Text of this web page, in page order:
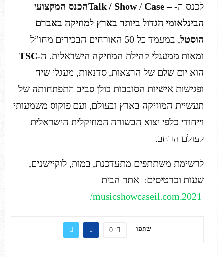
לכנס ה- –
Talk / Show/ Case
הכנס המקצועי
הבינלאומי הגדול ביותר בארץ למוזיקה באברם
הוסטל
, במעמד כל 50 האורחים הבכירים מחו”ל
ומאות ממעגלי קהילת המוזיקה הישראלית. ה-TSC
הוא יום שלם של הרצאות, סדנאות, מעגלי שיח
ופגישות אישיות הסובבות כולן סביב התפתחותה של
תעשיית המוזיקה בארץ ובעולם, ועם פוקוס משמעותי
וייחודי כלפי יצוא הבשורה המוזיקלית הישראלית
לעולם הרחב.
לרשימת משתתפים מתעדכנת, במות, לוקיישנים,
שעות וכרטיסים: אתר הבית –
2021.musicshowcaseil.com/
שתפו 0